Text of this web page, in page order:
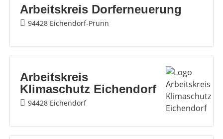
Arbeitskreis Dorferneuerung
94428 Eichendorf-Prunn
Arbeitskreis
Klimaschutz Eichendorf
94428 Eichendorf